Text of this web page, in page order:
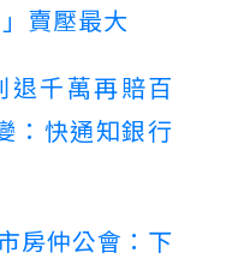
賣壓最大
退千萬再賠百
：快通知銀行
房仲公會：下